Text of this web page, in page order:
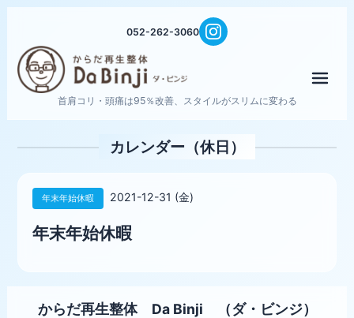
052-262-3060
首肩コリ・頭痛は95％改善、スタイルがスリムに変わる
カレンダー（休日）
年末年始休暇 2021-12-31 (金)
年末年始休暇
からだ再生整体 Da Binji （ダ・ビンジ）